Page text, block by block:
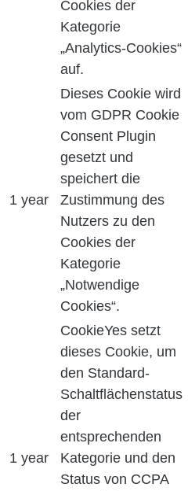
Cookies der
Kategorie
„Analytics-Cookies“
auf.
1 year
Dieses Cookie wird
vom GDPR Cookie
Consent Plugin
gesetzt und
speichert die
Zustimmung des
Nutzers zu den
Cookies der
Kategorie
„Notwendige
Cookies“.
1 year
CookieYes setzt
dieses Cookie, um
den Standard-
Schaltflächenstatus
der
entsprechenden
Kategorie und den
Status von CCPA